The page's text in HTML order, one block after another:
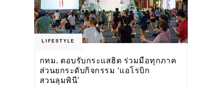
LIFESTYLE
กทม. ตอบรับกระแสฮิต ร่วมมือทุกภาค
ส่วนยกระดับกิจกรรม ‘แอโรบิก
สวนลุมพินี’